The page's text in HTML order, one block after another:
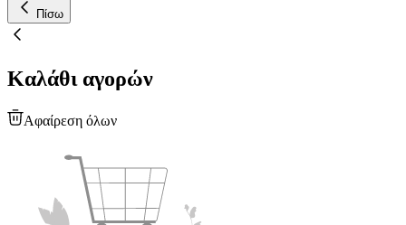
Πίσω
Καλάθι αγορών
Αφαίρεση όλων